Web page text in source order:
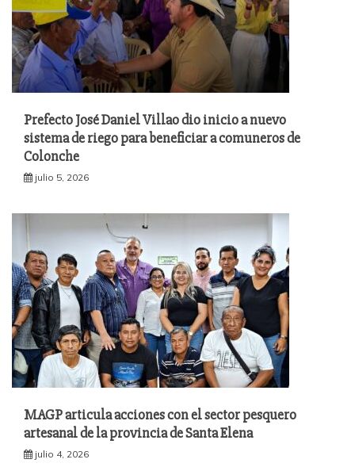
Prefecto José Daniel Villao dio inicio a nuevo
sistema de riego para beneficiar a comuneros de
Colonche
julio 5, 2026
MAGP articula acciones con el sector pesquero
artesanal de la provincia de Santa Elena
julio 4, 2026